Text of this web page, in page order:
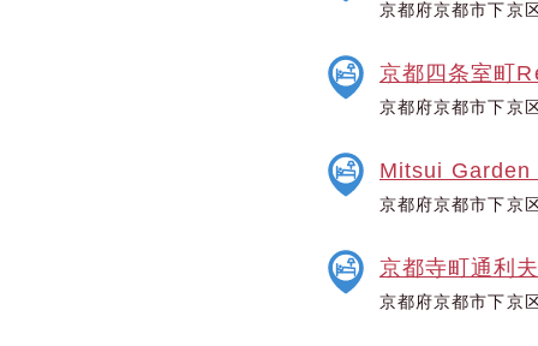
京都府京都市下京
京都四条室町
京都府京都市下京
Mitsui
京都府京都市下京
京都寺町通利
京都府京都市下京